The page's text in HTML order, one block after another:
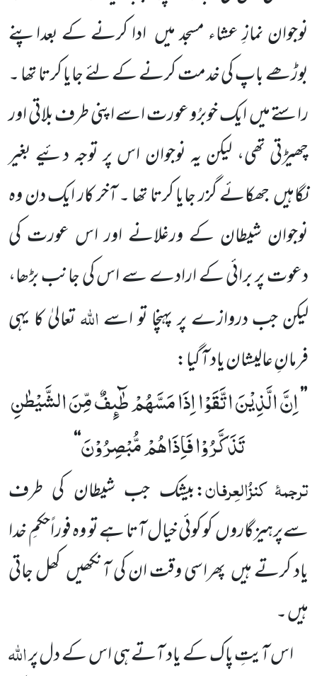
نوجوان نمازِ عشاء مسجد میں ادا کرنے کے بعداپنے
بوڑھے باپ کی خدمت کرنے کے لئے جایا کرتا تھا ۔
راستے میںایک خوبرُو عورت اسے اپنی طرف بلاتی اور
چھیڑتی تھی، لیکن یہ نوجوان اس پر توجہ دئیے بغیر
نگاہیںجھکائے گزر جایا کرتا تھا ۔ آخر کار ایک دن وہ
نوجوان شیطان کے ورغلانے اور اس عورت کی
دعوت پر برائی کے ارادے سے اس کی جانب بڑھا،
لیکن جب دروازے پر پہنچا تو اسےاللہتعالیٰ کا یہی
فرمانِ عالیشان یاد آ گیا:
’’اِنَّ الَّذِیْنَ اتَّقَوْا اِذَا مَسَّهُمْ طٰٓىٕفٌ مِّنَ الشَّیْطٰنِ
تَذَكَّرُوْا فَاِذَاهُمْ مُّبْصِرُوْنَ‘‘
ترجمۂکنزُالعِرفان:بیشک جب شیطان کی طرف
سےپرہیزگاروںکو کوئی خیال آتا ہے تو وہ فوراًحکمِ خدا
یاد کرتے ہیںپھراسی وقت ان کی آنکھیں کھل جاتی
ہیں ۔
اس آیتِ پاک کے یاد آتے ہی اس کے دل پراللہ